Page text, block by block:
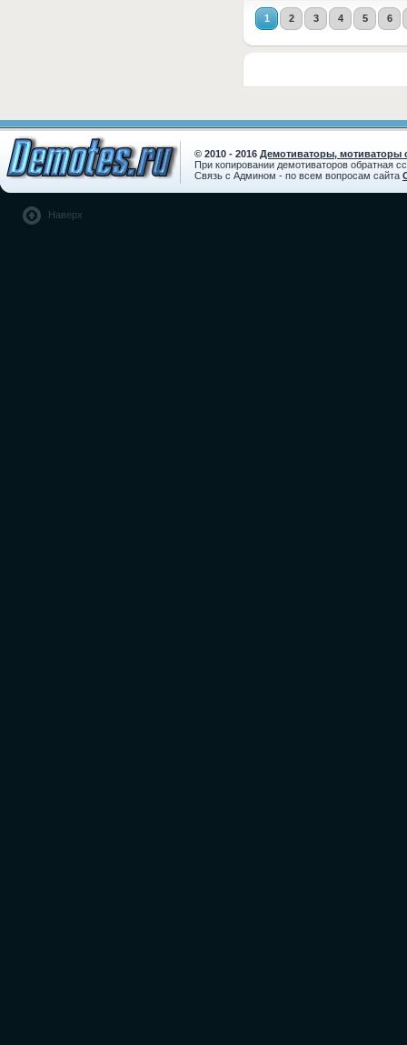
1 2 3 4 5 6
© 2010 - 2016 Демотиваторы, мотиваторы
При копировании демотиваторов обратная
Связь с Админом - по всем вопросам сайта
Наверх